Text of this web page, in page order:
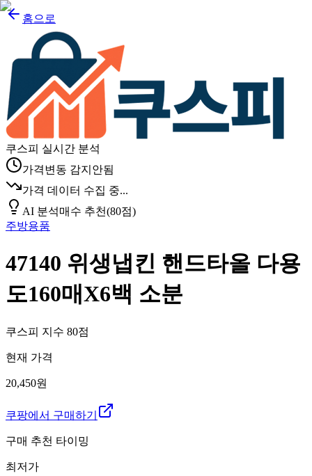
홈으로
쿠스피 실시간 분석
가격변동 감지안됨
가격 데이터 수집 중...
AI 분석매수 추천(80점)
주방용품
47140 위생냅킨 핸드타올 다용
도160매X6백 소분
쿠스피 지수 80점
현재 가격
20,450원
쿠팡에서 구매하기
구매 추천 타이밍
최저가